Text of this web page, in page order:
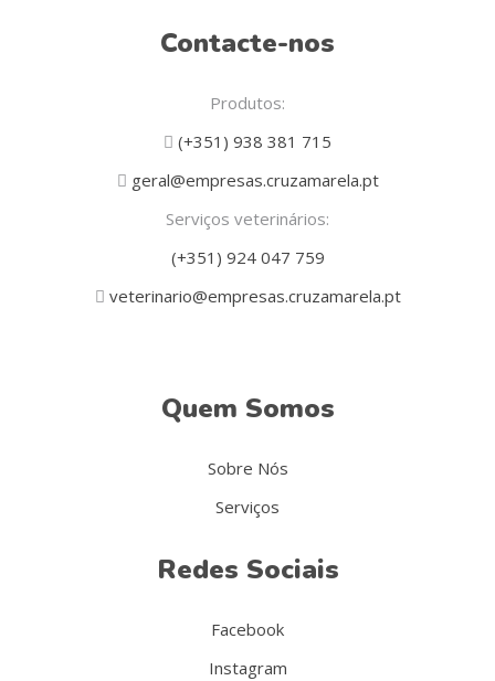
Contacte-nos
Produtos:
(+351) 938 381 715
geral@empresas.cruzamarela.pt
Serviços veterinários:
(+351) 924 047 759
veterinario@empresas.cruzamarela.pt
Quem Somos
Sobre Nós
Serviços
Redes Sociais
Facebook
Instagram